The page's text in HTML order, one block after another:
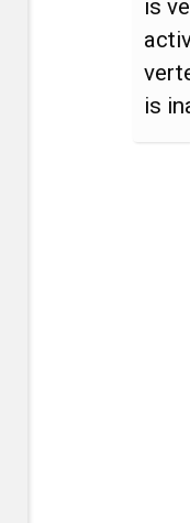
is
is